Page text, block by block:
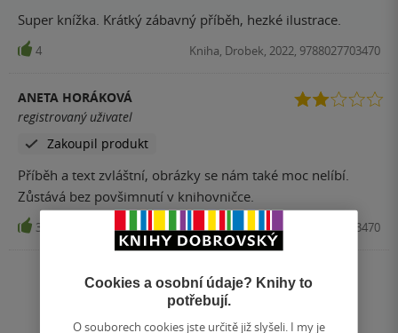
Super knížka. Krátký zábavný příběh, hezké ilustrace.
4 Kniha, Drobek, 2022, 9788027703470
ANETA HORÁKOVÁ
registrovaný uživatel
Zakoupil produkt
Příběh a text zvláštní, obrázky se nám také moc nelíbí.
Zůstává bez povšimnutí v knihovničce.
3 Kniha, Drobek, 2022, 9788027703470
Zobrazit všechna hodnocení
Cookies a osobní údaje? Knihy to
potřebují.
O souborech cookies jste určitě již slyšeli. I my je